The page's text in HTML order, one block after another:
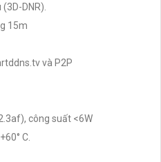
DNR).
15m
và P2P
công suất <6W
C.